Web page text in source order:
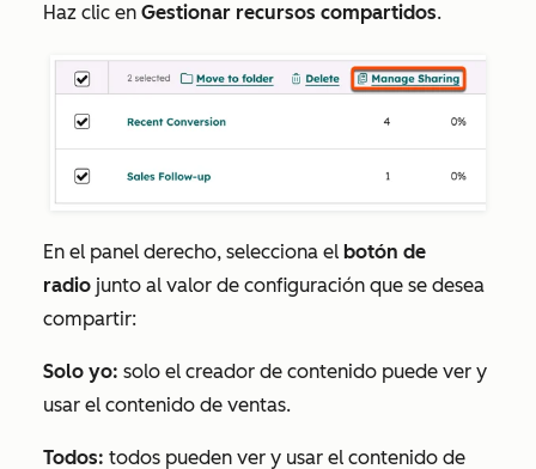
Haz clic en Gestionar recursos compartidos.
En el panel derecho, selecciona el botón de
radio junto al valor de configuración que se desea
compartir:
Solo yo: solo el creador de contenido puede ver y
usar el contenido de ventas.
Todos: todos pueden ver y usar el contenido de